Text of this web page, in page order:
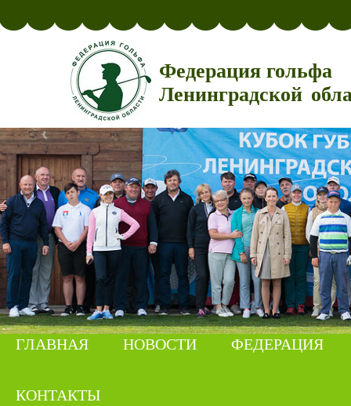
Федерация гольфа
Ленинградской
ГЛАВНАЯ НОВОСТИ ФЕДЕРАЦИЯ
КОНТАКТЫ